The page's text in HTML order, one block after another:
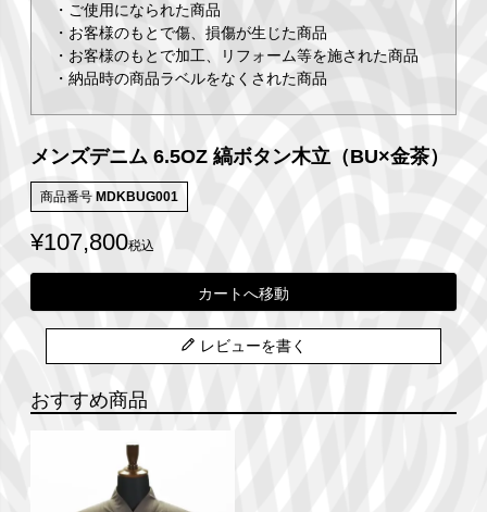
・ご使用になられた商品
・お客様のもとで傷、損傷が生じた商品
・お客様のもとで加工、リフォーム等を施された商品
・納品時の商品ラベルをなくされた商品
メンズデニム 6.5OZ 縞ボタン木立（BU×金茶）
商品番号 MDKBUG001
¥107,800税込
カートへ移動
レビューを書く
おすすめ商品